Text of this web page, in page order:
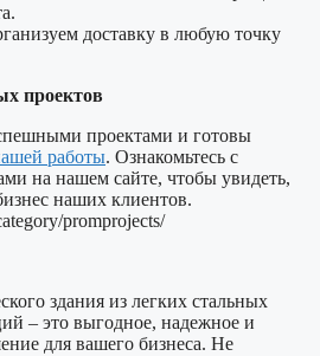
доставку в любую точку
проектов
проектами и готовы
работы. Ознакомьтесь с
на нашем сайте, чтобы увидеть,
наших клиентов.
promprojects/
здания из легких стальных
– это выгодное, надежное и
для вашего бизнеса. Не